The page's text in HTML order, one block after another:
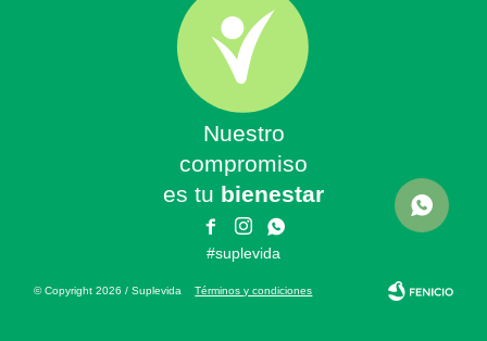
Nuestro
compromiso
es tu bienestar
 

#suplevida
© Copyright 2026 / SuplevidaTérminos y condiciones